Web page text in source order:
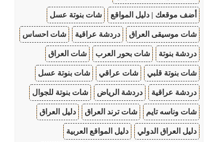
أضف موقعك | دليل المواقع شات بنوتة عسل
شات موسيقى العراق دردشة عراقية شات احساس
دردشة بنوتة شات بحور العرب شات العراق
شات بنوتة قلبي شات عراقي شات بنوتة عسل
دردشة عراقية دردشة الرياض شات بنوتة للجوال
شات وناسه تايم شات ترند العراق دليل العراق
دليل العراق الدولي دليل المواقع العربية